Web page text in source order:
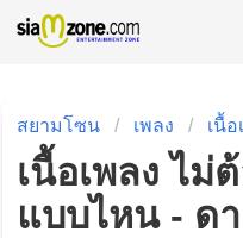
สยามโซน เพลง เนื้อ
เนื้อเพลง ไม่
แบบไหน - ด